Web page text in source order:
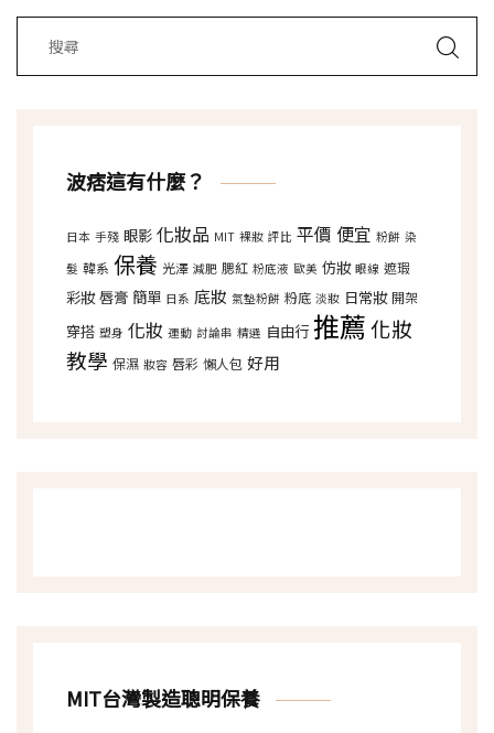
波痞這有什麼？
日本 手殘 眼影 化妝品 MIT 裸妝 評比 平價 便宜 粉餅 染
髮 韓系 保養 光澤 減肥 腮紅 粉底液 歐美 仿妝 眼線 遮瑕
彩妝 唇膏 簡單 日系 底妝 氣墊粉餅 粉底 淡妝 日常妝 開架
穿搭 塑身 化妝 運動 討論串 精選 自由行 推薦化妝
教學 保濕 妝容 唇彩 懶人包 好用
MIT台灣製造聰明保養